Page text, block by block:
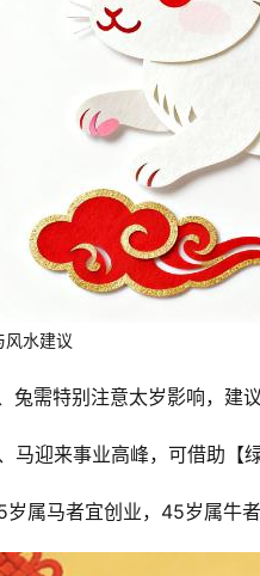
风水建议
兔需特别注意太岁影响，建
马迎来事业高峰，可借助【
岁属马者宜创业，45岁属牛